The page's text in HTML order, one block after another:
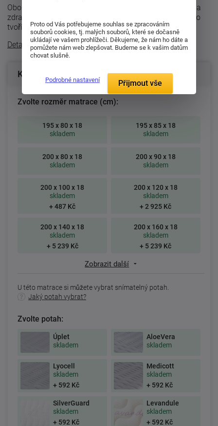
Oboustranná matrace Manet je navržena pro pohodlný a
zdravý spánek s možností výběru ze dvou tuhostí. Jádro
tvoří tři vrstvy ...
Detailní popis
Konfigurace produktu
Zvolte rozměr matrace (cm):
195 x 80 x 18
skladem
195 x 85 x 18
skladem
200 x 80 x 18
skladem
200 x 90 x 18
skladem
200 x 100 x 18
skladem
+ 487 Kč
200 x 120 x 18
skladem
+ 2 925 Kč
200 x 140 x 18
skladem
+ 5 239 Kč
200 x 160 x 18
skladem
+ 5 239 Kč
Zobrazit další
U této matrace si můžete vybrat snímatelný potah.
Jaký potah vybrat?
Zvolte potah:
Úplet
skladem
AloeVera
skladem
Lyocell
skladem
+ 592 Kč
Medicott
skladem
+ 592 Kč
SilverGuard
skladem
+ 592 Kč
Levandule
skladem
+ 592 Kč
Proto od Vás potřebujeme souhlas se zpracováním
souborů cookies, tj. malých souborů, které se dočasně
ukládají ve vašem prohlížeči. Děkujeme, že nám ho dáte a
pomůžete nám web zlepšovat. Budeme se k vašim datům
chovat slušně.
Podrobné nastavení Přijmout vše